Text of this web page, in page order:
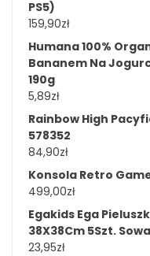
PS5)
159,90zł
Humana 100%
Bananem Na
190g
5,89zł
Rainbow High
578352
84,90zł
Konsola Retro
499,00zł
Egakids Ega
38X38Cm 5Szt.
23,95zł